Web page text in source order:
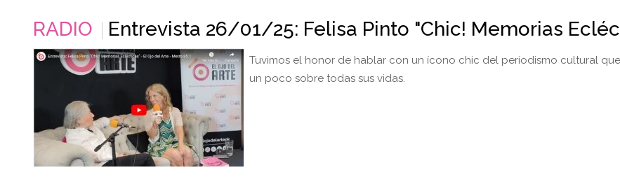
RADIO Entrevista 26/01/25: Felisa Pinto "Chic! Memorias
Tuvimos el honor de hablar con un ícono chic del periodismo cultural
un poco sobre todas sus vidas.